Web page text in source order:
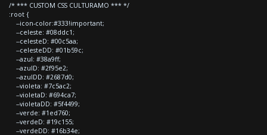
/* *** CUSTOM CSS CULTURAMO *** */
:root {
--icon-color:#333!important;
--celeste: #08ddc1;
--celesteD: #00c5aa;
--celesteDD: #01b59c;
--azul: #38a9ff;
--azulD: #2f95e2;
--azulDD: #2687d0;
--violeta: #7c5ac2;
--violetaD: #694ca7;
--violetaDD: #5f4499;
--verde: #1ed760;
--verdeD: #19c155;
--verdeDD: #16b34e;